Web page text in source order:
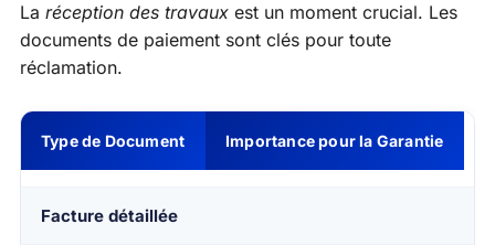
La réception des travaux est un moment crucial. Les
documents de paiement sont clés pour toute
réclamation.
Type de Document Importance pour la Garantie
Facture détaillée